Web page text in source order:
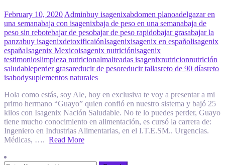
February 10, 2020 Adminbuy isagenixabdomen planoadelgazar en
una semanabaja con isagenixbaja de peso en una semanabaja de
peso sin rebotebajar de pesobajar de peso rapidobajar grasabajar la
panzabuy isagenixdetoxificaiónIsagenixisagenix en españolisagenix
españaIsagenix Mexicoisagenix nutriciónisagenix
testimonioslimpieza nutricionalmalteadas isagenixnutricionnutrición
saludableperder grasareducir de pesoreducir tallasreto de 90 díasreto
isabodysuplementos naturales
Hola como estás, soy Ale, hoy en exclusiva te voy a presentar a mi
primo hermano “Guayo” quien confió en nuestro sistema y bajó 25
kilos con Isagenix Nación Saludable. No te lo puedes perder, Guayo
tiene mucho conocimiento en alimentación, es cursó la carrera de:
Ingeniero en Industrias Alimentarias, en el I.T.E.SM.. Urgencias.
Médicas, …. Read More